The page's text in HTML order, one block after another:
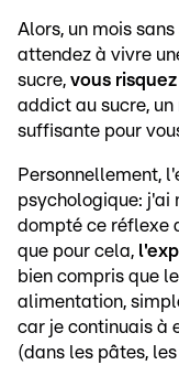
Alors, un mois
attendez à vivre
sucre, vous
addict au sucre,
suffisante pour
Personnellement,
psychologique: j'ai
dompté ce réflexe
que pour cela,
bien compris que
alimentation,
car je continuais à
(dans les pâtes,